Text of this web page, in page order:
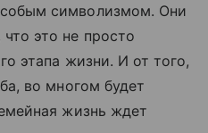
символизмом. Они
это не просто
этапа жизни. И от того,
во многом будет
жизнь ждет